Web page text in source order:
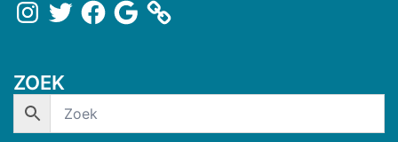
ZOEK